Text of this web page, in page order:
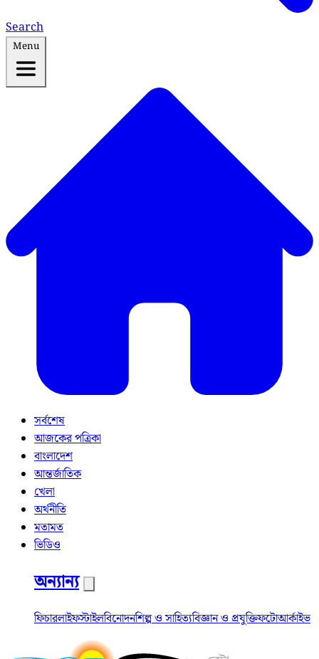
Search
Menu
সর্বশেষ
আজকের পত্রিকা
বাংলাদেশ
আন্তর্জাতিক
খেলা
অর্থনীতি
মতামত
ভিডিও
অন্যান্য
ফিচারলাইফস্টাইলবিনোদনশিল্প ও সাহিত্যবিজ্ঞান ও প্রযুক্তিফটোআর্কাইভ